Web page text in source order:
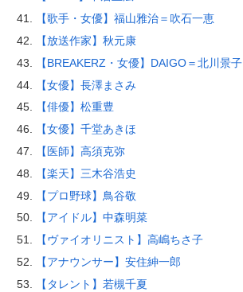
【歌手・女優】福山雅治＝吹石一恵
【放送作家】秋元康
【BREAKERZ・女優】DAIGO＝北川景子
【女優】長澤まさみ
【俳優】松重豊
【女優】千堂あきほ
【医師】高須克弥
【楽天】三木谷浩史
【プロ野球】鳥谷敬
【アイドル】中森明菜
【ヴァイオリニスト】高嶋ちさ子
【アナウンサー】安住紳一郎
【タレント】若槻千夏